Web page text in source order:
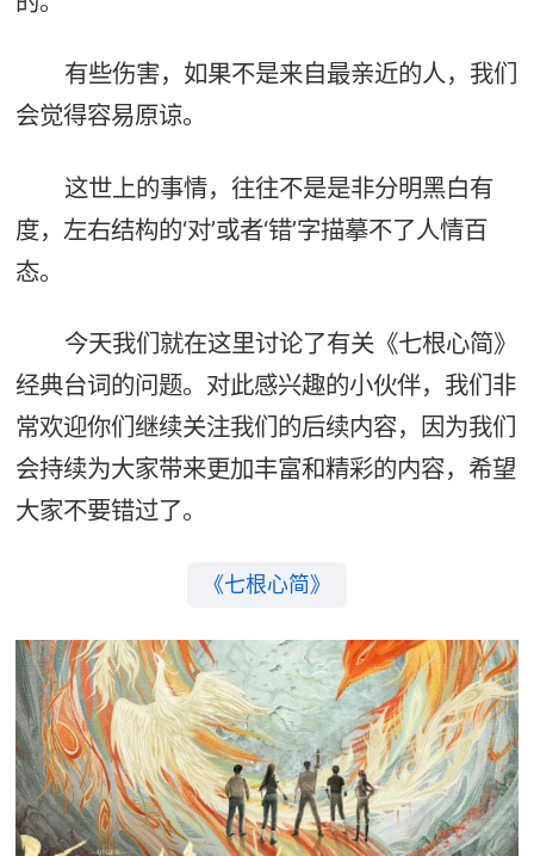
有些伤害，如果不是来自最亲近的人，我们
会觉得容易原谅。
这世上的事情，往往不是是非分明黑白有
度，左右结构的‘对’或者‘错’字描摹不了人情百
态。
今天我们就在这里讨论了有关《七根心简》
经典台词的问题。对此感兴趣的小伙伴，我们非
常欢迎你们继续关注我们的后续内容，因为我们
会持续为大家带来更加丰富和精彩的内容，希望
大家不要错过了。
《七根心简》